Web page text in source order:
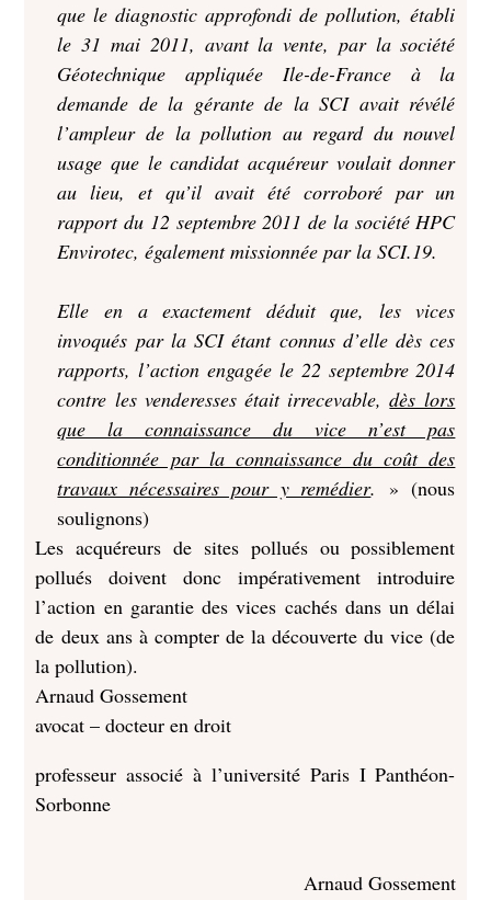
que le diagnostic approfondi de pollution, établi
le 31 mai 2011, avant la vente, par la société
Géotechnique appliquée Ile-de-France à la
demande de la gérante de la SCI avait révélé
l’ampleur de la pollution au regard du nouvel
usage que le candidat acquéreur voulait donner
au lieu, et qu’il avait été corroboré par un
rapport du 12 septembre 2011 de la société HPC
Envirotec, également missionnée par la SCI.19.
Elle en a exactement déduit que, les vices
invoqués par la SCI étant connus d’elle dès ces
rapports, l’action engagée le 22 septembre 2014
contre les venderesses était irrecevable,dès lors
que la connaissance du vice n’est pas
conditionnée par la connaissance du coût des
travaux nécessaires pour y remédier.
» (nous
soulignons)
Les acquéreurs de sites pollués ou possiblement
pollués doivent donc impérativement introduire
l’action en garantie des vices cachés dans un délai
de deux ans à compter de la découverte du vice (de
la pollution).
Arnaud Gossement
avocat – docteur en droit
professeur associé à l’université Paris I Panthéon-
Sorbonne
Arnaud Gossement